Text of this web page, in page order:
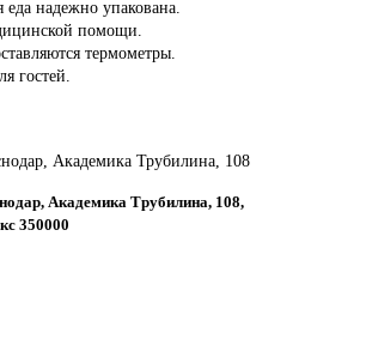
еда надежно упакована.
помощи.
термометры.
гостей.
Академика Трубилина, 108
Академика Трубилина, 108,
350000